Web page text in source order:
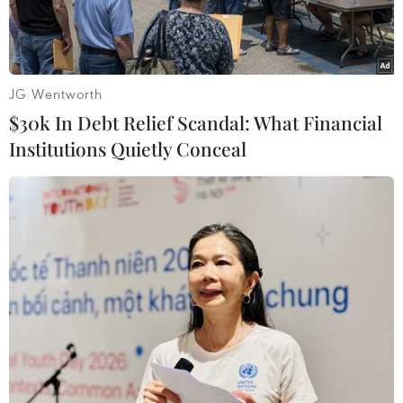
Thuyền viên tàu Liberia đang được lực lượng y tế thăm khám.
(Ảnh: TTXVN)
Vào lúc khoảng 0 giờ 55, ngày 13/6, lực lượng
cứu nạn hàng hải Việt Nam đã đưa thuyền viên
của tàu Liberia là Alcarez Peter II Alesna bị nạn
JG Wentworth
$30k In Debt Relief Scandal: What Financial
Institutions Quietly Conceal